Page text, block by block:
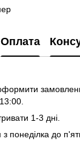
Оплата
1-3 дні.
понеділка до